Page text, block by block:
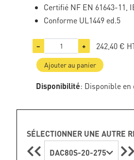
Certifié NF EN 61643-11,
Conforme UL1449 ed.5
− + 242,40 €
Ajouter au panier
Disponibilité: Disponible
SÉLECTIONNER UNE AUTRE
DAC80S-20-275